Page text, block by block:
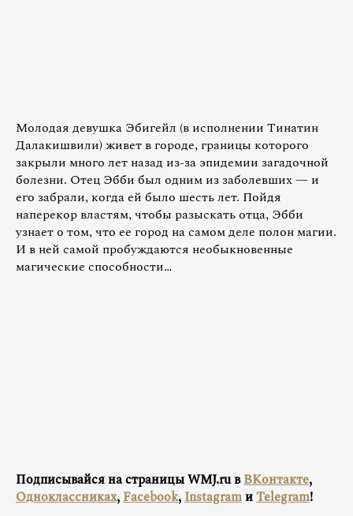
Молодая девушка Эбигейл (в исполнении Тинатин
Далакишвили) живет в городе, границы которого
закрыли много лет назад из-за эпидемии загадочной
болезни. Отец Эбби был одним из заболевших — и
его забрали, когда ей было шесть лет. Пойдя
наперекор властям, чтобы разыскать отца, Эбби
узнает о том, что ее город на самом деле полон магии.
И в ней самой пробуждаются необыкновенные
магические способности…
Подписывайся на страницы WMJ.ru вВКонтакте,
Одноклассниках, Facebook, InstagramиTelegram!